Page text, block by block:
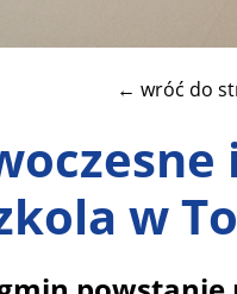
← wróć do
w